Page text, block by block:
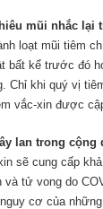
mũi nhắc lại
loạt mũi tiêm
bất kể trước đó
Chỉ khi quý vị
vắc-xin được
lan trong
sẽ cung cấp
và tử vong do
cơ của